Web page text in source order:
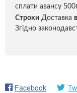
сплати авансу
Строки Доставка
Згідно
Facebook